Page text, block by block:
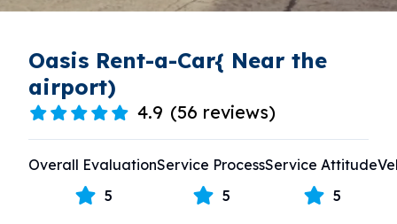
Oasis Rent-a-Car{ Near the
airport)
4.9 (56 reviews)
Overall Evaluation
5
Service Process
5
Service Attitude
5